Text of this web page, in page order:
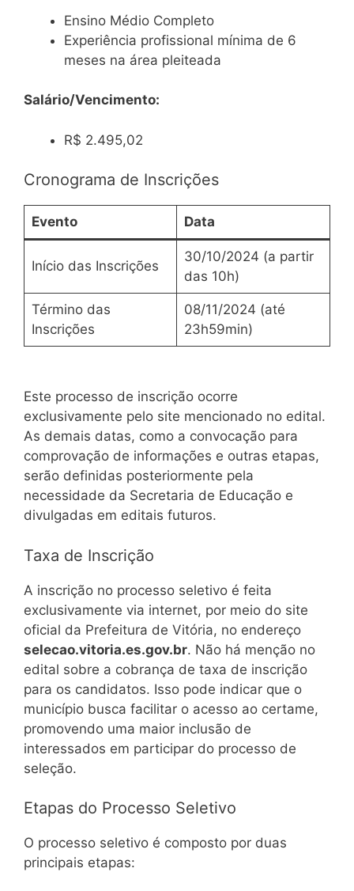
Ensino Médio Completo
Experiência profissional mínima de 6
meses na área pleiteada
Salário/Vencimento:
R$ 2.495,02
Cronograma de Inscrições
Evento Data
Início das Inscrições
30/10/2024 (a partir
das 10h)
Término das
Inscrições
08/11/2024 (até
23h59min)
Este processo de inscrição ocorre
exclusivamente pelo site mencionado no edital.
As demais datas, como a convocação para
comprovação de informações e outras etapas,
serão definidas posteriormente pela
necessidade da Secretaria de Educação e
divulgadas em editais futuros.
Taxa de Inscrição
A inscrição no processo seletivo é feita
exclusivamente via internet, por meio do site
oficial da Prefeitura de Vitória, no endereço
selecao.vitoria.es.gov.br. Não há menção no
edital sobre a cobrança de taxa de inscrição
para os candidatos. Isso pode indicar que o
município busca facilitar o acesso ao certame,
promovendo uma maior inclusão de
interessados em participar do processo de
seleção.
Etapas do Processo Seletivo
O processo seletivo é composto por duas
principais etapas: